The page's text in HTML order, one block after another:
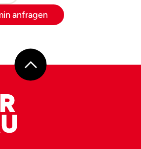
anfragen